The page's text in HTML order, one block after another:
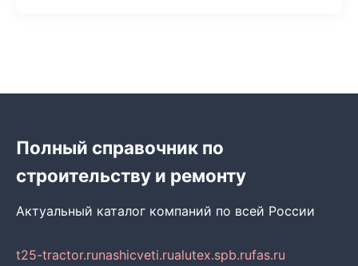
Полный справочник по
строительству и ремонту
Актуальный каталог компаний по всей России
t25-tractor.runashicveti.rualutex.spb.rufas.ru